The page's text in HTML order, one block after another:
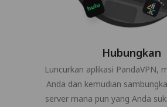
Hubungkan
Luncurkan aplikasi PandaVPN,
Anda dan kemudian
server mana pun yang Anda